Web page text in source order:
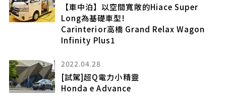
【車中泊】以空間寬敞的Hiace Super
Long為基礎車型!
Carinterior高橋 Grand Relax Wagon
Infinity Plus1
2022.04.28
[試駕]超Q電力小精靈
Honda e Advance